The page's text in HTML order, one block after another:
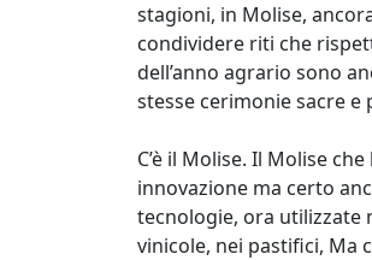
stagioni, in Molise,
condividere riti che
dell’anno agrario sono
stesse cerimonie sacre e
C’è il Molise. Il Molise
innovazione ma certo
tecnologie, ora utilizzate
vinicole, nei pastifici, Ma